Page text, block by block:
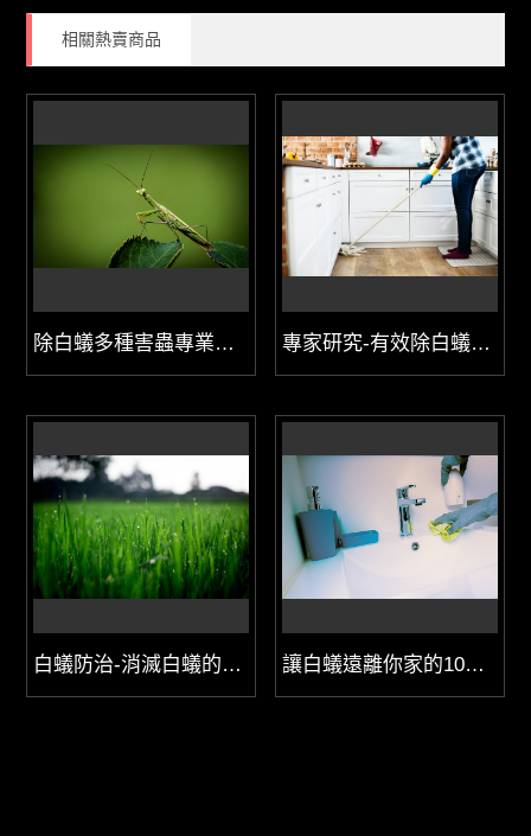
相關熱賣商品
除白蟻多種害蟲專業防治首選 專家研究-有效除白蟻3大關鍵
白蟻防治-消滅白蟻的5種有效方法 讓白蟻遠離你家的10個秘訣-白蟻防治秘方